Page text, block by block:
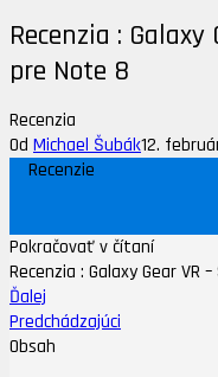
Recenzia : Galaxy
pre Note 8
Recenzia
Od Michael Šubák12.
Recenzie
Pokračovať v čítaní
Recenzia : Galaxy Gear VR
Ďalej
Predchádzajúci
Obsah